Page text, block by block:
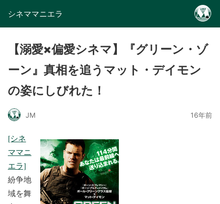
シネママニエラ
【溺愛×偏愛シネマ】『グリーン・ゾ
ーン』真相を追うマット・デイモン
の姿にしびれた！
JM 16年前
[シネ
ママニ
エラ]
紛争地
域を舞